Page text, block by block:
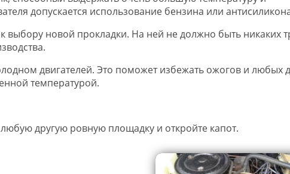
допускается использование бензина или
к выбору новой прокладки. На ней не должно быть никаких
двигателей. Это поможет избежать ожогов и любых
температурой.
другую ровную площадку и откройте капот.